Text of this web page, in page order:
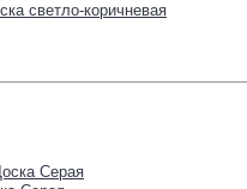
светло-коричневая